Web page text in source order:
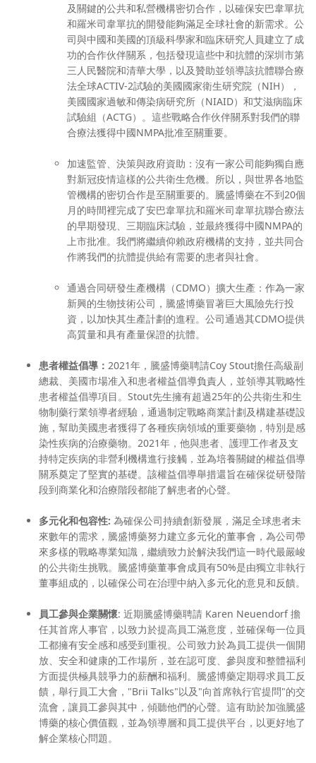
及關鍵的公共和私營機構密切合作，以確保安巴韋單抗
和羅米司韋單抗的開發能夠滿足全球社會的新需求。公
司與中國和美國的頂級科學家和臨床研究人員建立了成
功的合作伙伴關系，包括發現這些中和抗體的深圳市第
三人民醫院和清華大學，以及贊助並領導該抗體聯合療
法全球ACTIV-2試驗的美國國家衛生研究院（NIH），
美國國家過敏和傳染病研究所（NIAID）和艾滋病臨床
試驗組（ACTG）。這些戰略合作伙伴關系對我們的聯
合療法獲得中國NMPA批准至關重要。
加速監管、決策與政府資助 ：沒有一家公司能夠獨自應
對新冠疫情這樣的公共衛生危機。所以，與世界各地監
管機構的密切合作是至關重要的。騰盛博藥在不到20個
月的時間裡完成了安巴韋單抗和羅米司韋單抗聯合療法
的早期發現、三期臨床試驗，並最終獲得中國NMPA的
上市批准。我們將繼續仰賴政府機構的支持，並共同合
作將我們的抗體提供給有需要的患者與社會。
通過合同研發生產機構（CDMO）擴大生產 ：作為一家
新興的生物技術公司，騰盛博藥冒著巨大風險先行投
資，以加快其生產計劃的進程。公司通過其CDMO提供
高質量和具有產量保證的抗體。
患者權益倡導： 2021年，騰盛博藥聘請Coy Stout擔任高級副
總裁、美國市場准入和患者權益倡導負責人，並領導其戰略性
患者權益倡導項目。Stout先生擁有超過25年的公共衛生和生
物制藥行業領導者經驗，通過制定戰略商業計劃及構建基礎設
施，幫助美國患者獲得了各種疾病領域的重要藥物，特別是感
染性疾病的治療藥物。2021年，他與患者、護理工作者及支
持特定疾病的非營利機構進行接觸，並為培養關鍵的權益倡導
關系奠定了堅實的基礎。該權益倡導舉措還旨在確保從研發階
段到商業化和治療階段都能了解患者的心聲。
多元化和包容性: 為確保公司持續創新發展，滿足全球患者未
來數年的需求，騰盛博藥努力建立多元化的董事會，為公司帶
來多樣的戰略專業知識，繼續致力於解決我們這一時代最嚴峻
的公共衛生挑戰。騰盛博藥董事會成員有50%是由獨立非執行
董事組成的，以確保公司在治理中納入多元化的意見和反饋。
員工參與企業關懷: 近期騰盛博藥聘請 Karen Neuendorf擔
任其首席人事官，以致力於提高員工滿意度，並確保每一位員
工都擁有安全感和感受到重視。公司致力於為員工提供一個開
放、安全和健康的工作場所，並在認可度、參與度和整體福利
方面提供極具競爭力的薪酬和福利。騰盛博藥定期尋求員工反
饋，舉行員工大會，"Brii Talks"以及"向首席執行官提問"的交
流會，讓員工參與其中，傾聽他們的心聲。這有助於加強騰盛
博藥的核心價值觀，並為領導層和員工提供平台，以更好地了
解企業核心問題。